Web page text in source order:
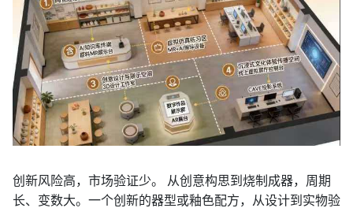
创新风险高，市场验证少。 从创意构思到烧制成器，周期
长、变数大。一个创新的器型或釉色配方，从设计到实物验